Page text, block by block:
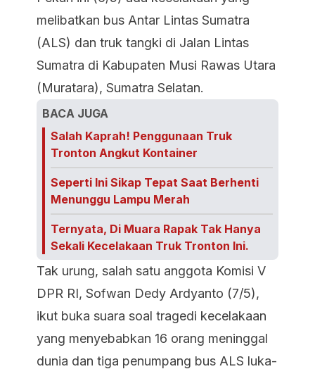
melibatkan bus Antar Lintas Sumatra
(ALS) dan truk tangki di Jalan Lintas
Sumatra di Kabupaten Musi Rawas Utara
(Muratara), Sumatra Selatan.
BACA JUGA
Salah Kaprah! Penggunaan Truk
Tronton Angkut Kontainer
Seperti Ini Sikap Tepat Saat Berhenti
Menunggu Lampu Merah
Ternyata, Di Muara Rapak Tak Hanya
Sekali Kecelakaan Truk Tronton Ini.
Tak urung, salah satu anggota Komisi V
DPR RI, Sofwan Dedy Ardyanto (7/5),
ikut buka suara soal tragedi kecelakaan
yang menyebabkan 16 orang meninggal
dunia dan tiga penumpang bus ALS luka-